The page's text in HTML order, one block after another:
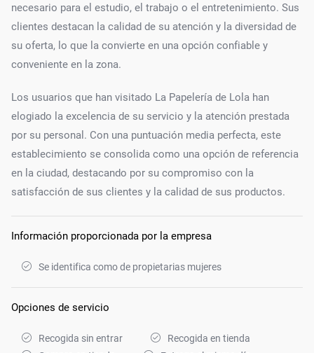
necesario para el estudio, el trabajo o el entretenimiento. Sus
clientes destacan la calidad de su atención y la diversidad de
su oferta, lo que la convierte en una opción confiable y
conveniente en la zona.
Los usuarios que han visitado La Papelería de Lola han
elogiado la excelencia de su servicio y la atención prestada
por su personal. Con una puntuación media perfecta, este
establecimiento se consolida como una opción de referencia
en la ciudad, destacando por su compromiso con la
satisfacción de sus clientes y la calidad de sus productos.
Información proporcionada por la empresa
Se identifica como de propietarias mujeres
Opciones de servicio
Recogida sin entrar
Recogida en tienda